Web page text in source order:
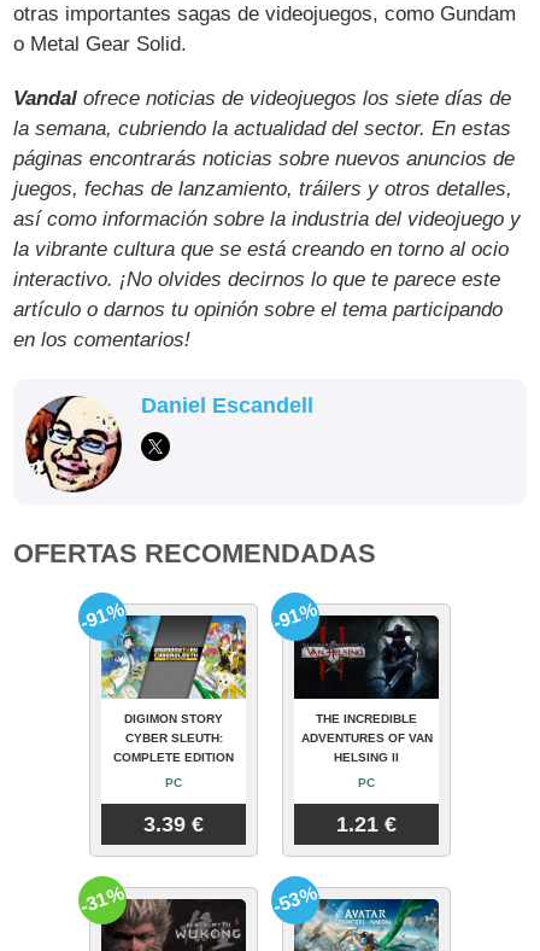
otras importantes sagas de videojuegos, como Gundam
o Metal Gear Solid.
Vandal ofrece noticias de videojuegos los siete días de
la semana, cubriendo la actualidad del sector. En estas
páginas encontrarás noticias sobre nuevos anuncios de
juegos, fechas de lanzamiento, tráilers y otros detalles,
así como información sobre la industria del videojuego y
la vibrante cultura que se está creando en torno al ocio
interactivo. ¡No olvides decirnos lo que te parece este
artículo o darnos tu opinión sobre el tema participando
en los comentarios!
Daniel Escandell
OFERTAS RECOMENDADAS
DIGIMON STORY
CYBER SLEUTH:
COMPLETE EDITION
PC
3.39 €
-91%
THE INCREDIBLE
ADVENTURES OF VAN
HELSING II
PC
1.21 €
-91%
-31% -53%